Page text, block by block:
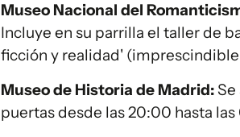
Museo Nacional del
Incluye en su parrilla el taller de
ficción y realidad'
Museo de Historia de Madrid:
puertas desde las 20:00 hasta las